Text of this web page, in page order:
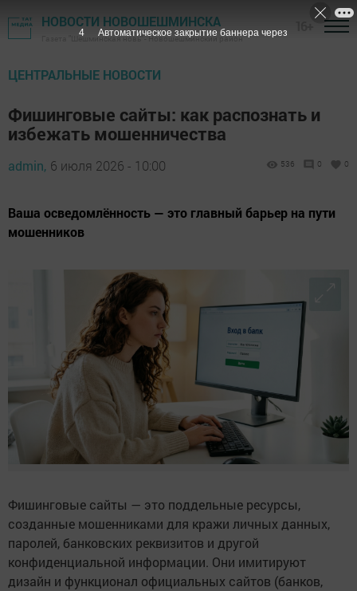
НОВОСТИ НОВОШЕШМИНСКА
Газета "Шешминская новь" - Новошешминский район
ЦЕНТРАЛЬНЫЕ НОВОСТИ
Фишинговые сайты: как распознать и
избежать мошенничества
admin, 6 июля 2026 - 10:00 536 0 0
Ваша осведомлённость — это главный барьер на пути
мошенников
Фишинговые сайты — это поддельные ресурсы,
созданные мошенниками для кражи личных данных,
паролей, банковских реквизитов и другой
конфиденциальной информации. Они имитируют
дизайн и функционал официальных сайтов (банков,
3 Автоматическое закрытие баннера через